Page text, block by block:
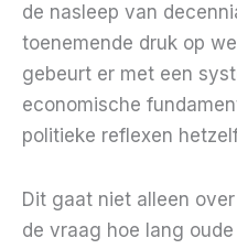
de nasleep van
toenemende druk op
gebeurt er met een
economische
politieke reflexen
Dit gaat niet alleen
de vraag hoe lang